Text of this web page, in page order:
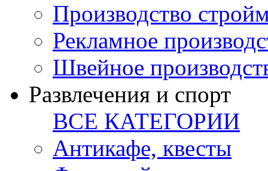
Производство
Рекламное
Швейное
Развлечения и спорт
ВСЕ КАТЕГОРИИ
Антикафе, квесты